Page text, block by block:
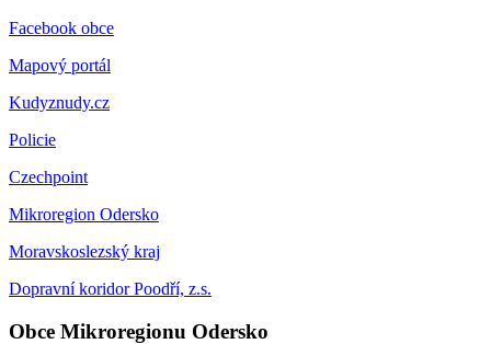
Facebook obce
Mapový portál
Kudyznudy.cz
Policie
Czechpoint
Mikroregion Odersko
Moravskoslezský kraj
Dopravní koridor Poodří, z.s.
Obce Mikroregionu Odersko